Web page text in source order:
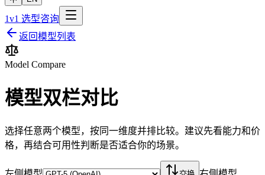
1v1 选型咨询
返回模型列表
Model Compare
模型双栏对比
选择任意两个模型，按同一维度并排比较。建议先看能力和价
格，再结合可用性判断是否适合你的场景。